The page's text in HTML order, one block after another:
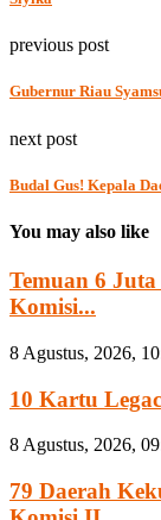
previous post
Gubernur Riau
next post
Budal Gus! Kepala
You may also like
Temuan 6
Komisi...
8 Agustus, 2026,
10 Kartu
8 Agustus, 2026,
79 Daerah